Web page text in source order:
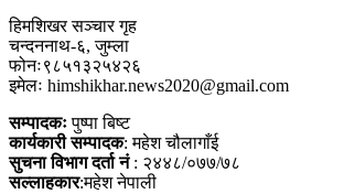
हिमशिखर सञ्चार गृह
चन्दननाथ-६, जुम्ला
फोनः९८५१३२५४२६
इमेलः himshikhar.news2020@gmail.com
सम्पादकःपुष्पा बिष्ट
कार्यकारी सम्पादक: महेश चौलागाँई
सुचना विभाग दर्ता नं: २४४८/०७७/७८
सल्लाहकार:महेश नेपाली